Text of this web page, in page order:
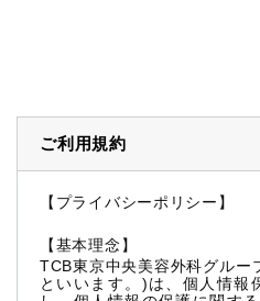
ご利用規約
【プライバシーポリシー】
【基本理念】
TCB東京中央美容外科グルー
といいます。)は、個人情報